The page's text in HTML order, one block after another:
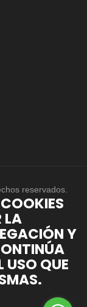
reservados.
LA
Y
USO QUE